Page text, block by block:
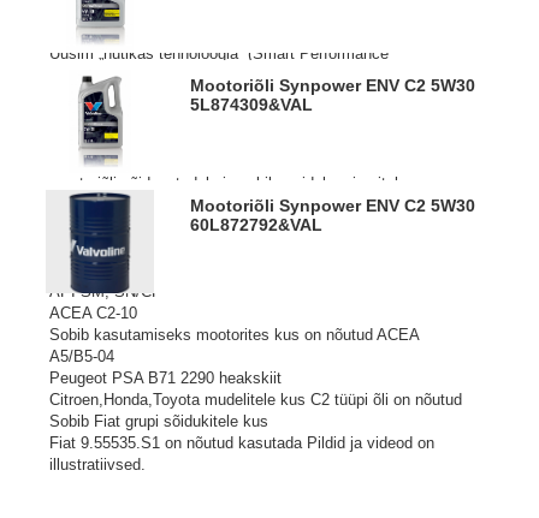
Mootoriõli Synpower ENV C2 5W30
5L874309&VAL
Mootoriõli Synpower ENV C2 5W30
60L872792&VAL
Valvoline SynPower mootoriõlid on valmistatud uuel
lisanditehnoloogial tagades parima kaitse ja tõhususe.
Uusim „nutikas tehnoloogia“ (Smart Performance
Technology)
tagab kuni 70% parema kulumiskaitse ja kuni 3x suurema
kütuse ökonoomia võrreldes kõige viimaste nõutud
valdkonna standarditega.
Preemiumklassi madala SAPS tasemega täissüntees
mootoriõli sõiduautodele ja pakibussidele mis aitab
vähendada kahjulikke heitgaase ja parandada
kütuseökonoomiat autodel kus on ette nähtud ACEA C2
kategooria õli kasutamine.
API SM, SN/CF
ACEA C2-10
Sobib kasutamiseks mootorites kus on nõutud ACEA
A5/B5-04
Peugeot PSA B71 2290 heakskiit
Citroen,Honda,Toyota mudelitele kus C2 tüüpi õli on nõutud
Sobib Fiat grupi sõidukitele kus
Fiat 9.55535.S1 on nõutud kasutada Pildid ja videod on
illustratiivsed.